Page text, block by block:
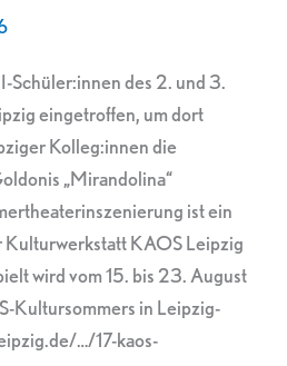
Schüler:innen des 2. und 3.
eingetroffen, um dort
Kolleg:innen die
„Mirandolina“
ist ein
KAOS Leipzig
wird vom 15. bis 23. August
Kultursommers in Leipzig-
…/17-kaos-